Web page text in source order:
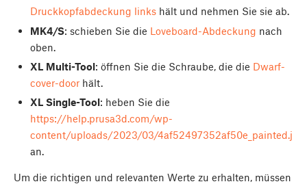
Druckkopfabdeckung linkshält und nehmen Sie sie ab.
MK4/S: schieben Sie die Loveboard-Abdeckung nach
oben.
XL Multi-Tool: öffnen Sie die Schraube, die die Dwarf-
cover-doorhält.
XL Single-Tool: heben Sie die
https://help.prusa3d.com/wp-
content/uploads/2023/03/
an.
Um die richtigen und relevanten Werte zu erhalten, müssen